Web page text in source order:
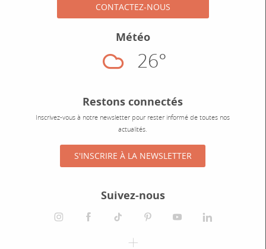
CONTACTEZ-NOUS
Météo
Nuageux
26°
Restons connectés
Inscrivez-vous à notre newsletter pour rester informé de toutes nos
actualités.
S'INSCRIRE À LA NEWSLETTER
Suivez-nous
instagramfacebooktiktok pinterestyoutube